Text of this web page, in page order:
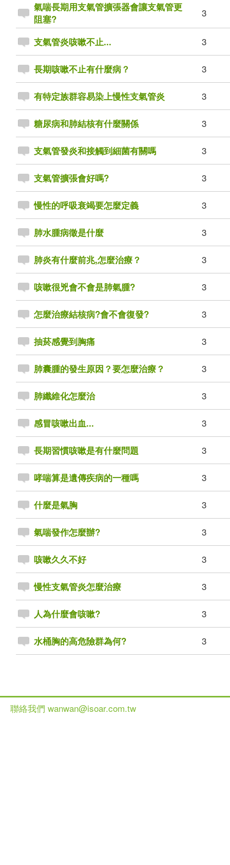
氣喘長期用支氣管擴張器會讓支氣管更
阻塞?
3
支氣管炎咳嗽不止... 3
長期咳嗽不止有什麼病？ 3
有特定族群容易染上慢性支氣管炎 3
糖尿病和肺結核有什麼關係 3
支氣管發炎和接觸到細菌有關嗎 3
支氣管擴張會好嗎? 3
慢性的呼吸衰竭要怎麼定義 3
肺水腫病徵是什麼 3
肺炎有什麼前兆,怎麼治療？ 3
咳嗽很兇會不會是肺氣腫? 3
怎麼治療結核病?會不會復發? 3
抽菸感覺到胸痛 3
肺囊腫的發生原因？要怎麼治療？ 3
肺纖維化怎麼治 3
感冒咳嗽出血... 3
長期習慣咳嗽是有什麼問題 3
哮喘算是遺傳疾病的一種嗎 3
什麼是氣胸 3
氣喘發作怎麼辦? 3
咳嗽久久不好 3
慢性支氣管炎怎麼治療 3
人為什麼會咳嗽? 3
水桶胸的高危險群為何? 3
聯絡我們 wanwan@isoar.com.tw